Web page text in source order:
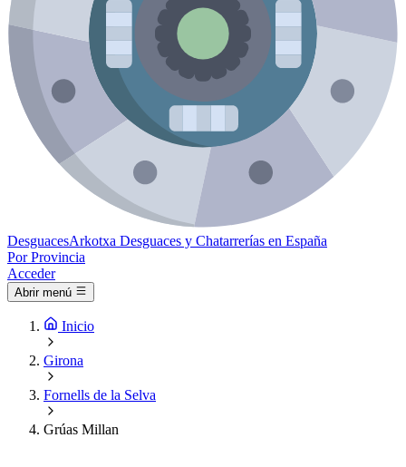
DesguacesArkotxa Desguaces y Chatarrerías en España
Por Provincia
Acceder
Abrir menú
Inicio
Girona
Fornells de la Selva
Grúas Millan